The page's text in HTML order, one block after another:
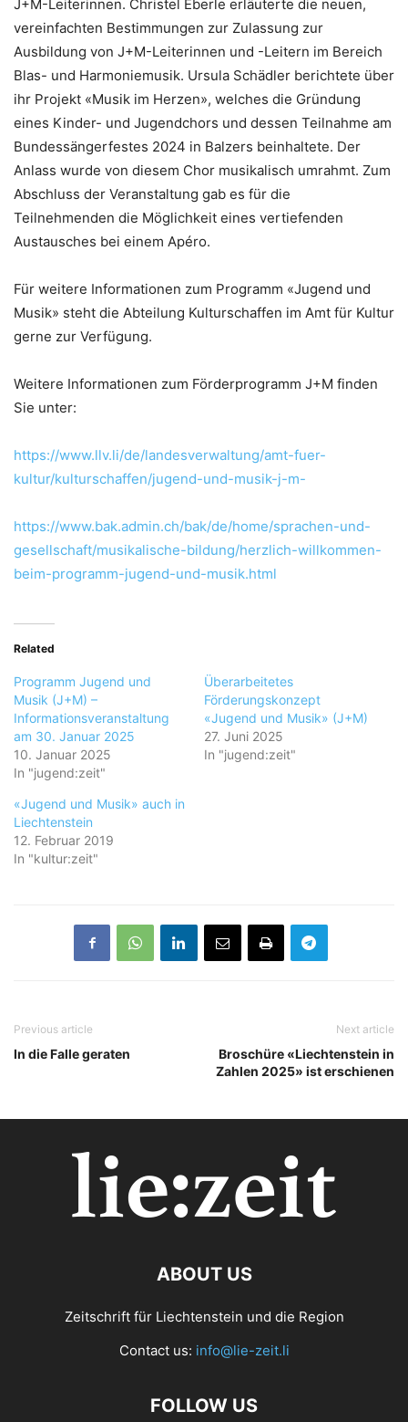
J+M-Leiterinnen. Christel Eberle erläuterte die neuen,
vereinfachten Bestimmungen zur Zulassung zur
Ausbildung von J+M-Leiterinnen und -Leitern im Bereich
Blas- und Harmoniemusik. Ursula Schädler berichtete über
ihr Projekt «Musik im Herzen», welches die Gründung
eines Kinder- und Jugendchors und dessen Teilnahme am
Bundessängerfestes 2024 in Balzers beinhaltete. Der
Anlass wurde von diesem Chor musikalisch umrahmt. Zum
Abschluss der Veranstaltung gab es für die
Teilnehmenden die Möglichkeit eines vertiefenden
Austausches bei einem Apéro.
Für weitere Informationen zum Programm «Jugend und
Musik» steht die Abteilung Kulturschaffen im Amt für Kultur
gerne zur Verfügung.
Weitere Informationen zum Förderprogramm J+M finden
Sie unter:
https://www.llv.li/de/landesverwaltung/amt-fuer-
kultur/kulturschaffen/jugend-und-musik-j-m-
https://www.bak.admin.ch/bak/de/home/sprachen-und-
gesellschaft/musikalische-bildung/herzlich-willkommen-
beim-programm-jugend-und-musik.html
Related
Programm Jugend und
Musik (J+M) –
Informationsveranstaltung
am 30. Januar 2025
10. Januar 2025
In "jugend:zeit"
Überarbeitetes
Förderungskonzept
«Jugend und Musik» (J+M)
27. Juni 2025
In "jugend:zeit"
«Jugend und Musik» auch in
Liechtenstein
12. Februar 2019
In "kultur:zeit"
Previous article
In die Falle geraten
Next article
Broschüre «Liechtenstein in
Zahlen 2025» ist erschienen
ABOUT US
Zeitschrift für Liechtenstein und die Region
Contact us: info@lie-zeit.li
FOLLOW US